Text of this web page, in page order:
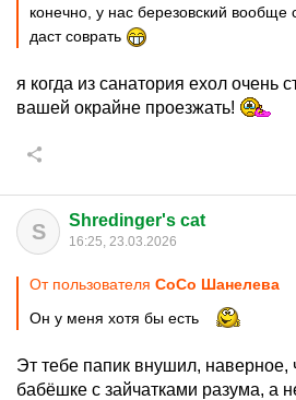
конечно, у нас березовский
даст соврать
я когда из санатория ехол очень
вашей окрайне проезжать!
S Shredinger's cat
16:25, 23.03.2026
От пользователя CoCo Шанелева
Он у меня хотя бы есть
Эт тебе папик внушил, наверное,
бабёшке с зайчатками разума, а